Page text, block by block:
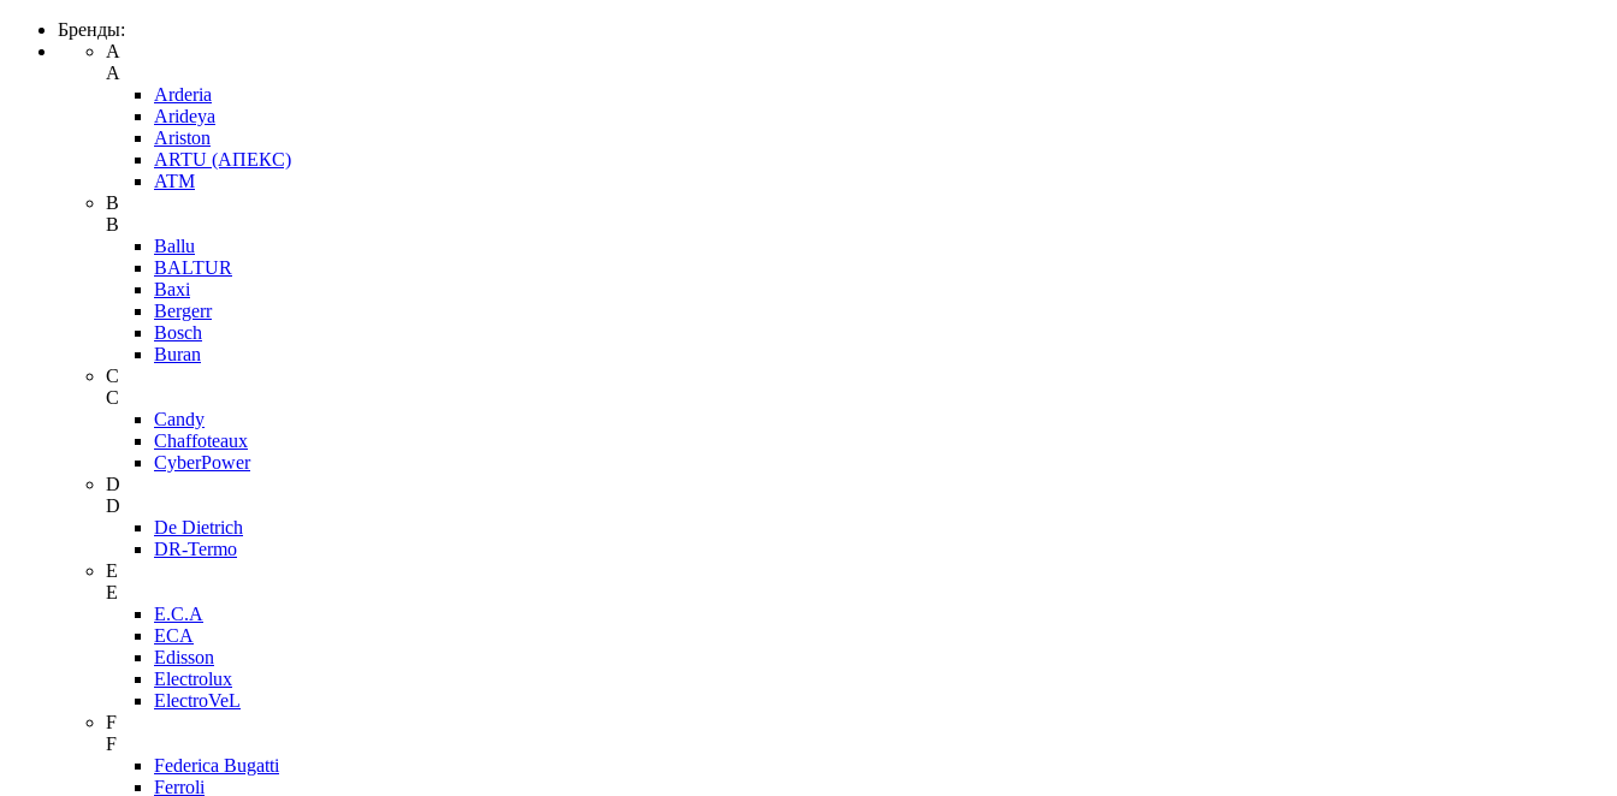
Бренды:
A
A
Arderia
Arideya
Ariston
ARTU (АПЕКС)
ATM
B
B
Ballu
BALTUR
Baxi
Bergerr
Bosch
Buran
C
C
Candy
Chaffoteaux
CyberPower
D
D
De Dietrich
DR-Termo
E
E
E.C.A
ECA
Edisson
Electrolux
ElectroVeL
F
F
Federica Bugatti
Ferroli